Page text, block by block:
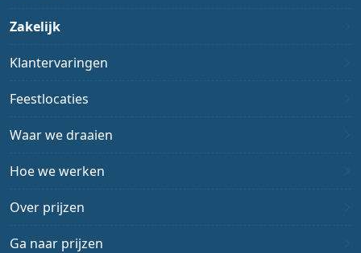
Zakelijk
Klantervaringen
Feestlocaties
Waar we draaien
Hoe we werken
Over prijzen
Ga naar prijzen